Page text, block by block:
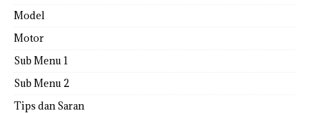
Model
Motor
Sub Menu 1
Sub Menu 2
Tips dan Saran